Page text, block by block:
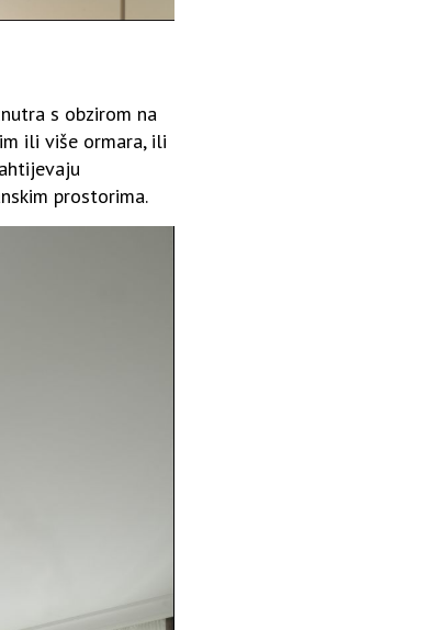
s obzirom na
ili više ormara, ili
prostorima.